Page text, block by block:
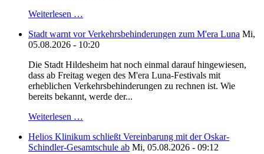
Weiterlesen …
Stadt warnt vor Verkehrsbehinderungen zum M'era Luna Mi,
05.08.2026 - 10:20
Die Stadt Hildesheim hat noch einmal darauf hingewiesen,
dass ab Freitag wegen des M'era Luna-Festivals mit
erheblichen Verkehrsbehinderungen zu rechnen ist. Wie
bereits bekannt, werde der...
Weiterlesen …
Helios Klinikum schließt Vereinbarung mit der Oskar-
Schindler-Gesamtschule ab Mi, 05.08.2026 - 09:12